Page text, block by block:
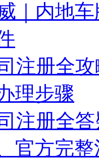
｜内地
注册全
理步骤
注册全
官方完